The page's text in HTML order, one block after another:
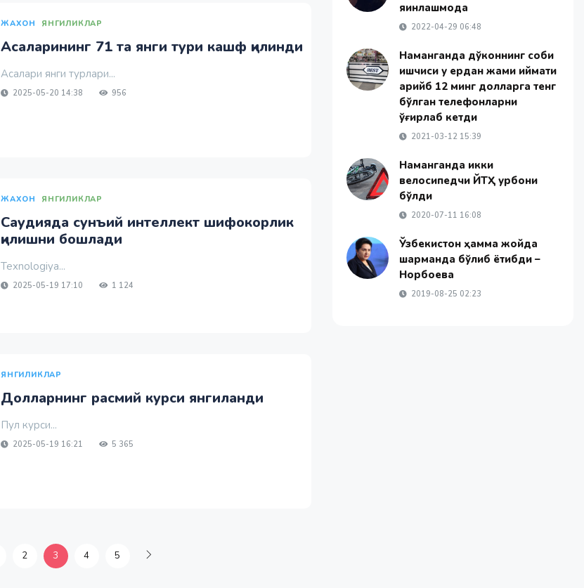
ЖАХОН ЯНГИЛИКЛАР
Асаларининг 71 та янги тури кашф қилинди
Асалари янги турлари...
2025-05-20 14:38 956
ЖАХОН ЯНГИЛИКЛАР
Саудияда сунъий интеллект шифокорлик
қилишни бошлади
Texnologiya...
2025-05-19 17:10 1 124
ЯНГИЛИКЛАР
Долларнинг расмий курси янгиланди
Пул курси...
2025-05-19 16:21 5 365
2 3 4 5
яқинлашмоқда
2022-04-29 06:48
Наманганда дўконнинг собиқ
ишчиси у ердан жами қиймати
қарийб 12 минг долларга тенг
бўлган телефонларни
ўғирлаб кетди
2021-03-12 15:39
Наманганда икки
велосипедчи ЙТҲ қурбони
бўлди
2020-07-11 16:08
Ўзбекистон ҳамма жойда
шарманда бўлиб ётибди –
Норбоева
2019-08-25 02:23